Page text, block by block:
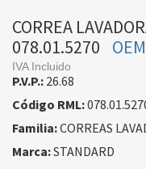
CORREA
078.01.5270
OEM
IVA Incluido
P.V.P.: 26.68
Código RML:
Familia:CORREAS
Marca:STANDARD